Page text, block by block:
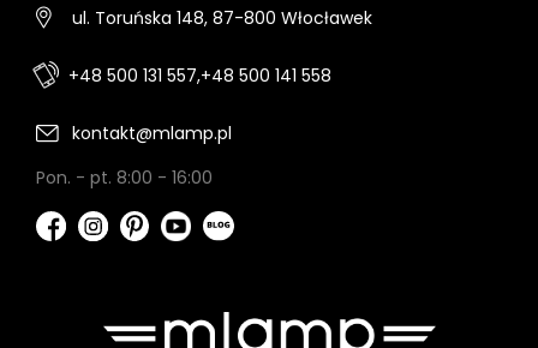
ul. Toruńska 148, 87-800 Włocławek
+48 500 131 557,+48 500 141 558
kontakt@mlamp.pl
Pon. - pt. 8:00 - 16:00